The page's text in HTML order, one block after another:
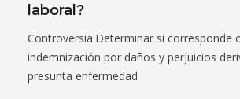
laboral?
Controversia:Determinar si corresponde
indemnización por daños y perjuicios
presunta enfermedad